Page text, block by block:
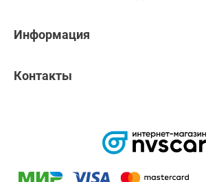
Информация
Контакты